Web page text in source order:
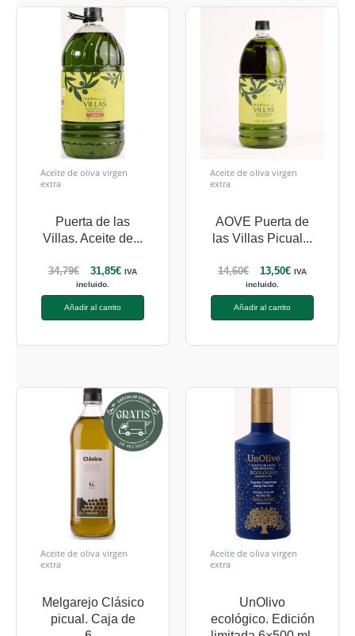
Aceite de oliva virgen
extra
Puerta de las
Villas. Aceite de...
34,79€ 31,85€ IVA
incluido.
Añadir al carrito
Aceite de oliva virgen
extra
AOVE Puerta de
las Villas Picual...
14,60€ 13,50€ IVA
incluido.
Añadir al carrito
Aceite de oliva virgen
extra
Melgarejo Clásico
picual. Caja de
Aceite de oliva virgen
extra
UnOlivo
ecológico. Edición